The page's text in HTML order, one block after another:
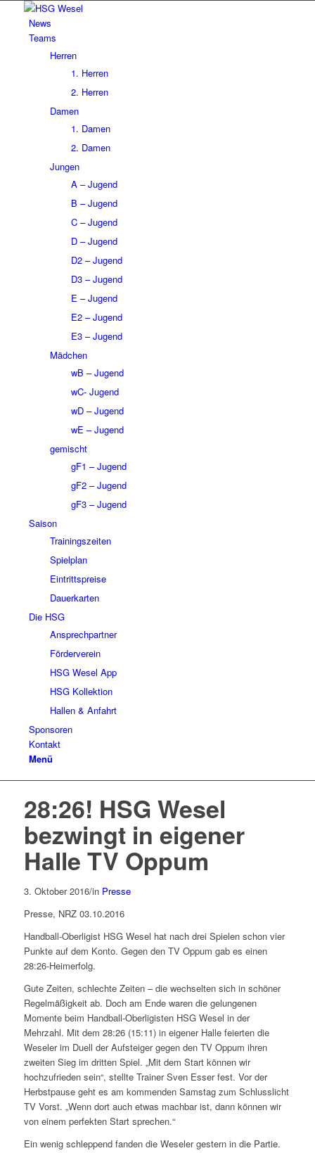
News
Teams
Herren
1. Herren
2. Herren
Damen
1. Damen
2. Damen
Jungen
A – Jugend
B – Jugend
C – Jugend
D – Jugend
D2 – Jugend
D3 – Jugend
E – Jugend
E2 – Jugend
E3 – Jugend
Mädchen
wB – Jugend
wC- Jugend
wD – Jugend
wE – Jugend
gemischt
gF1 – Jugend
gF2 – Jugend
gF3 – Jugend
Saison
Trainingszeiten
Spielplan
Eintrittspreise
Dauerkarten
Die HSG
Ansprechpartner
Förderverein
HSG Wesel App
HSG Kollektion
Hallen & Anfahrt
Sponsoren
Kontakt
Menü
28:26! HSG Wesel
bezwingt in eigener
Halle TV Oppum
3. Oktober 2016/in Presse
Presse, NRZ 03.10.2016
Handball-Oberligist HSG Wesel hat nach drei Spielen schon vier
Punkte auf dem Konto. Gegen den TV Oppum gab es einen
28:26-Heimerfolg.
Gute Zeiten, schlechte Zeiten – die wechselten sich in schöner
Regelmäßigkeit ab. Doch am Ende waren die gelungenen
Momente beim Handball-Oberligisten HSG Wesel in der
Mehrzahl. Mit dem 28:26 (15:11) in eigener Halle feierten die
Weseler im Duell der Aufsteiger gegen den TV Oppum ihren
zweiten Sieg im dritten Spiel. „Mit dem Start können wir
hochzufrieden sein“, stellte Trainer Sven Esser fest. Vor der
Herbstpause geht es am kommenden Samstag zum Schlusslicht
TV Vorst. „Wenn dort auch etwas machbar ist, dann können wir
von einem perfekten Start sprechen.“
Ein wenig schleppend fanden die Weseler gestern in die Partie.